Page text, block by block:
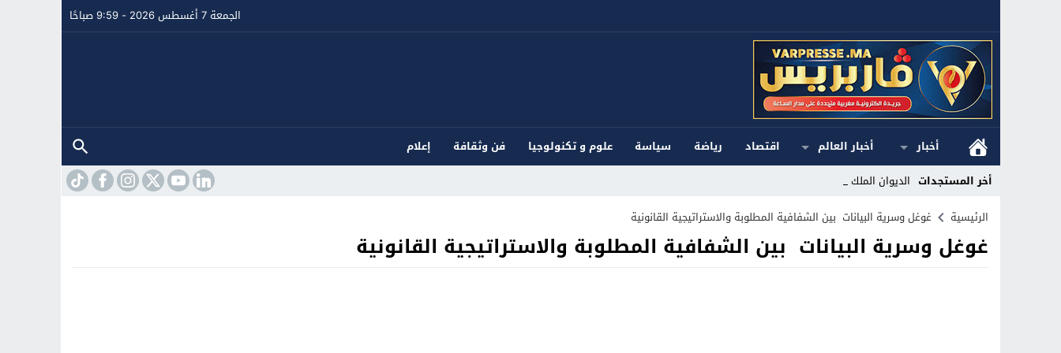
الجمعة 7 أغسطس 2026 - 9:59 صباحًا
أخبار أخبار العالم اقتصاد رياضة سياسة علوم و تكنولوجيا فن وثقافة
إعلام
أخر المستجدات الديوان الملكي ا_
Stop
Previous
الرئيسية غوغل وسرية البيانات بين الشفافية المطلوبة والاستراتيجية القانونية
غوغل وسرية البيانات بين الشفافية المطلوبة والاستراتيجية القانونية